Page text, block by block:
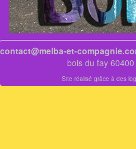
contact@melba-et-
bois du fay
Site réalisé grâce à des